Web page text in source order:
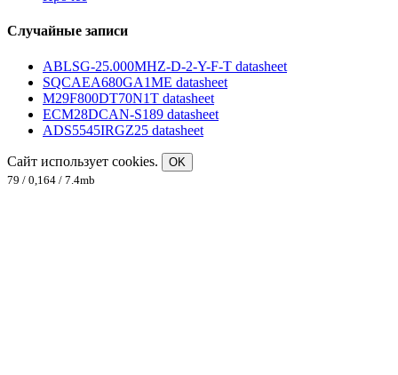
Случайные записи
ABLSG-25.000MHZ-D-2-Y-F-T datasheet
SQCAEA680GA1ME datasheet
M29F800DT70N1T datasheet
ECM28DCAN-S189 datasheet
ADS5545IRGZ25 datasheet
Сайт использует cookies.
OK
79 / 0,164 / 7.4mb